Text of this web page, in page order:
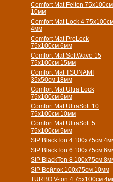
Comfort Mat Felton 75х100см
10мм
Comfort Mat Lock 4
4мм
Comfort Mat ProLock
75х100см 6мм
Comfort Mat SoftWave 15
75х100см 15мм
Comfort Mat TSUNAMI
35х50см 18мм
Comfort Mat Ultra Lock
75х100см 6мм
Comfort Mat UltraSoft 10
75х100см 10мм
Comfort Mat UltraSoft 5
75х100см 5мм
StP BlackTon 4 100х75см
StP BlackTon 6 100х75см
StP BlackTon 8 100х75см
StP Войлок 100х75см 10мм
TURBO V-ton 4 75х100см